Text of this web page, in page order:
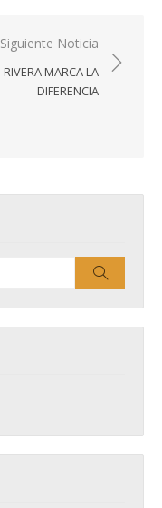
Siguiente Noticia
RIVERA MARCA LA
DIFERENCIA